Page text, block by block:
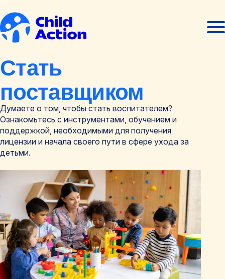
Стать
поставщиком
Думаете о том, чтобы стать воспитателем?
Ознакомьтесь с инструментами, обучением и
поддержкой, необходимыми для получения
лицензии и начала своего пути в сфере ухода за
детьми.